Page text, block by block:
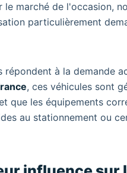
marché de l'occasion,
particulièrement
à la demande
, ces véhicules sont
que les équipements
au stationnement ou